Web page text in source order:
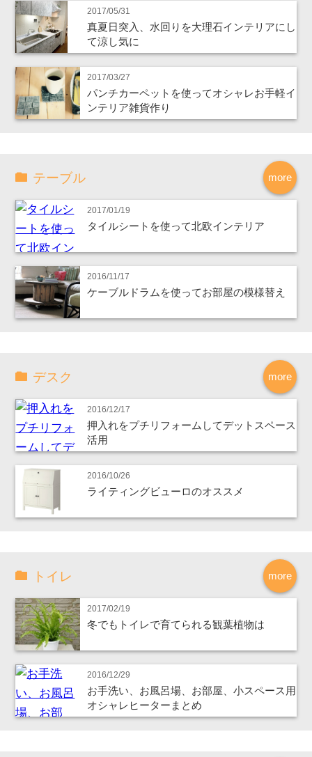
2017/05/31
真夏日突入、水回りを大理石インテリアにし
て涼し気に
2017/03/27
パンチカーペットを使ってオシャレお手軽イ
ンテリア雑貨作り
more
テーブル
2017/01/19
タイルシートを使って北欧インテリア
2016/11/17
ケーブルドラムを使ってお部屋の模様替え
more
デスク
2016/12/17
押入れをプチリフォームしてデットスペース
活用
2016/10/26
ライティングビューロのオススメ
more
トイレ
2017/02/19
冬でもトイレで育てられる観葉植物は
2016/12/29
お手洗い、お風呂場、お部屋、小スペース用
オシャレヒーターまとめ